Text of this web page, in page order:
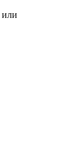
или